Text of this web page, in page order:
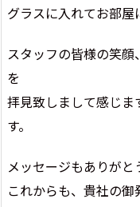
グラスに入れてお部屋
スタッフの皆様の笑
を
拝見致しまして感じ
す。
メッセージもありがと
これからも、貴社の御